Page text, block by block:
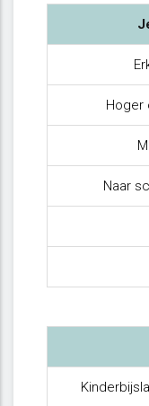
Hoger
Naar